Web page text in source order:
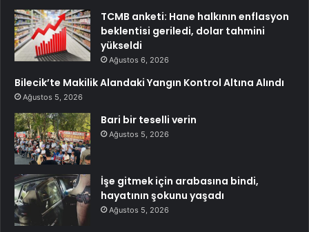
TCMB anketi: Hane halkının enflasyon
beklentisi geriledi, dolar tahmini
yükseldi
Ağustos 6, 2026
Bilecik’te Makilik Alandaki Yangın Kontrol Altına Alındı
Ağustos 5, 2026
Bari bir teselli verin
Ağustos 5, 2026
İşe gitmek için arabasına bindi,
hayatının şokunu yaşadı
Ağustos 5, 2026